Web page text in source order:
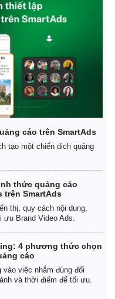
đẹp
yêu - Gia đình
cáo trên SmartAds
tạo một chiến dịch quảng
thức quảng cáo
trên SmartAds
thị, quy cách nội dung,
ưu Brand Video Ads.
4 phương thức chọn
cáo
vào việc nhắm đúng đối
và thời điểm để tối ưu.